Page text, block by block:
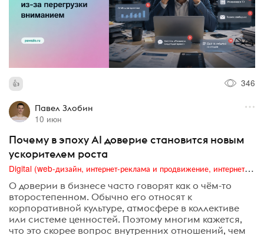
346
Павел Злобин
10 июн
Почему в эпоху AI доверие становится новым
ускорителем роста
Digital (web-дизайн, интернет-реклама и продвижение, интернет-сообщества и блоги, интернет-коммуникации, мобильный маркетинг, реклама на цифровых экранах)
О доверии в бизнесе часто говорят как о чём-то
второстепенном. Обычно его относят к
корпоративной культуре, атмосфере в коллективе
или системе ценностей. Поэтому многим кажется,
что это скорее вопрос внутренних отношений, чем